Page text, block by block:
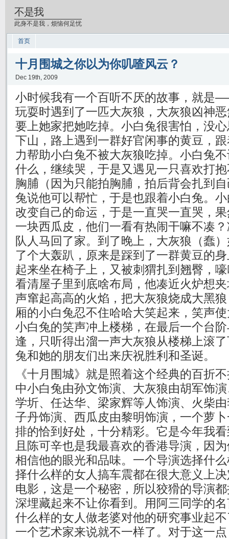
不是我
此身不是我，烦恼何足忧
首页
十月围城之你以为你叽喳风云？
Dec 19th, 2009
小时候我有一个百听不厌的故事，就是
玩耍时遇到了一匹大灰狼，大灰狼凶神
要上她家把她吃掉。小白兔很害怕，没
下山，路上遇到一群好官闲事的黄豆，
力帮助小白兔不被大灰狼吃掉。小白兔
什么，继续哭，于是又遇见一只喜欢打
胸脯（因为只能拍胸脯，拍后背会扎到
兔说他可以帮忙，于是也跟着小白兔。
改变自己的命运，于是一直哭一直哭，
一块西瓜皮，他们一看有热闹干嘛不凑
队人马回了家。到了晚上，大灰狼（蠢
了个大轰趴，原来是踩到了一群黄豆的
起来坐在椅子上，又被刺猬扎到翘臀，
看清屋子里到底啥布局，他凑近火炉想
声窜起高高的火焰，把大灰狼烧成大黑
厢的小白兔忍不住哈哈大笑起来，笑声
小白兔的笑声冲上楼梯，在最后一个台
逢，只听得出溜一声大灰狼从楼梯上滚
兔和她的朋友们出来庆祝胜利和圣诞。
《十月围城》就是照着这个经典的百折
中小白兔由孙文饰演、大灰狼由胡军饰
学圻、任达华、梁家辉等人饰演、火柴
子丹饰演、西瓜皮由黎明饰演，一个萝
排的恰到好处，十分精彩。它是今年我
且陈可辛也是我最喜欢的香港导演，因
相信他的眼光和品味。一个导演选择什
择什么样的女人搞车震都在很大意义上
电影，这是一个秘密，所以狡猾的导演
深埋藏起来不让你看到。用阿三同学的
什么样的女人做老婆对他的研究事业起
一个艺术家来说就不一样了。对于这一